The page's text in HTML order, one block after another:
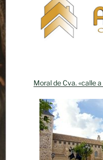
Moral de Cva. «calle a